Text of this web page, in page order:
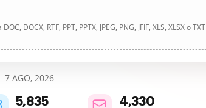
DOCX, RTF, PPT, PPTX, JPEG, PNG, JFIF, XLS, XLSX o TXT
7 AGO, 2026
5,835 4,330